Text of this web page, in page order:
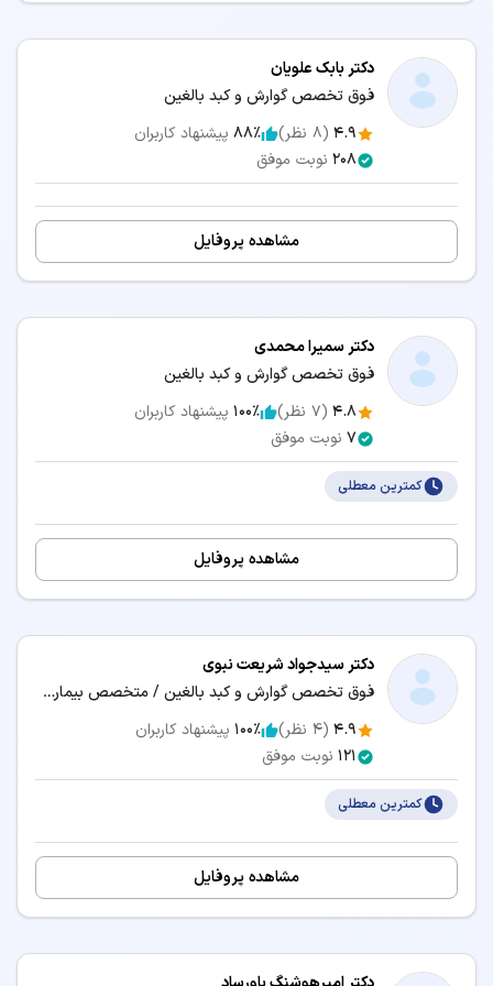
دکتر گوارش و کبد بزرگسالان و بالغین اردبیل
دکتر گوارش و کبد بزرگسالان و بالغین ایلام
دکتر گوارش و کبد بزرگسالان و بالغین زنجان
دکتر گوارش و کبد بزرگسالان و بالغین سمنان
دکتر گوارش و کبد بزرگسالان و بالغین بوشهر
مشاوره آنلاین دکتر گوارش و کبد بزرگسالان و بالغین
دکتر بابک علویان
فوق تخصص گوارش و کبد بالغین
4.9
(
8 نظر) 88٪ پیشنهاد کاربران
208 نوبت موفق
مشاهده پروفایل
دکتر سمیرا محمدی
فوق تخصص گوارش و کبد بالغین
4.8
(
7 نظر) 100٪ پیشنهاد کاربران
7 نوبت موفق
کمترین معطلی
مشاهده پروفایل
دکتر سیدجواد شریعت نبوی
فوق تخصص گوارش و کبد بالغین / متخصص بیماری‌های داخلی
4.9
(
4 نظر) 100٪ پیشنهاد کاربران
121 نوبت موفق
کمترین معطلی
مشاهده پروفایل